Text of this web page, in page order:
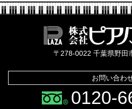
〒278-0022 千葉県野田
お問い合わ
0120-